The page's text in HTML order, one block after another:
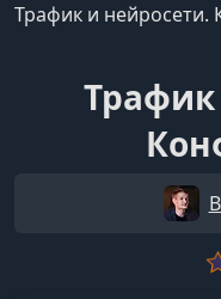
Трафик и нейросети.
Трафик